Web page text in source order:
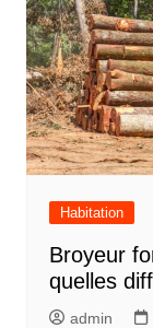
Habitation
Broyeur
quelles
admin